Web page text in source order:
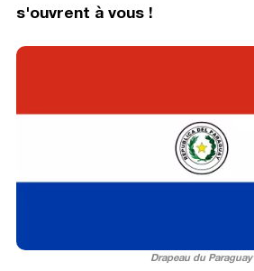
s'ouvrent à vous !
Drapeau du Paraguay